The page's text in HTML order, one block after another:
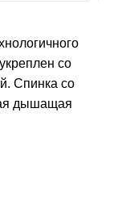
со
Спинка со
дышащая